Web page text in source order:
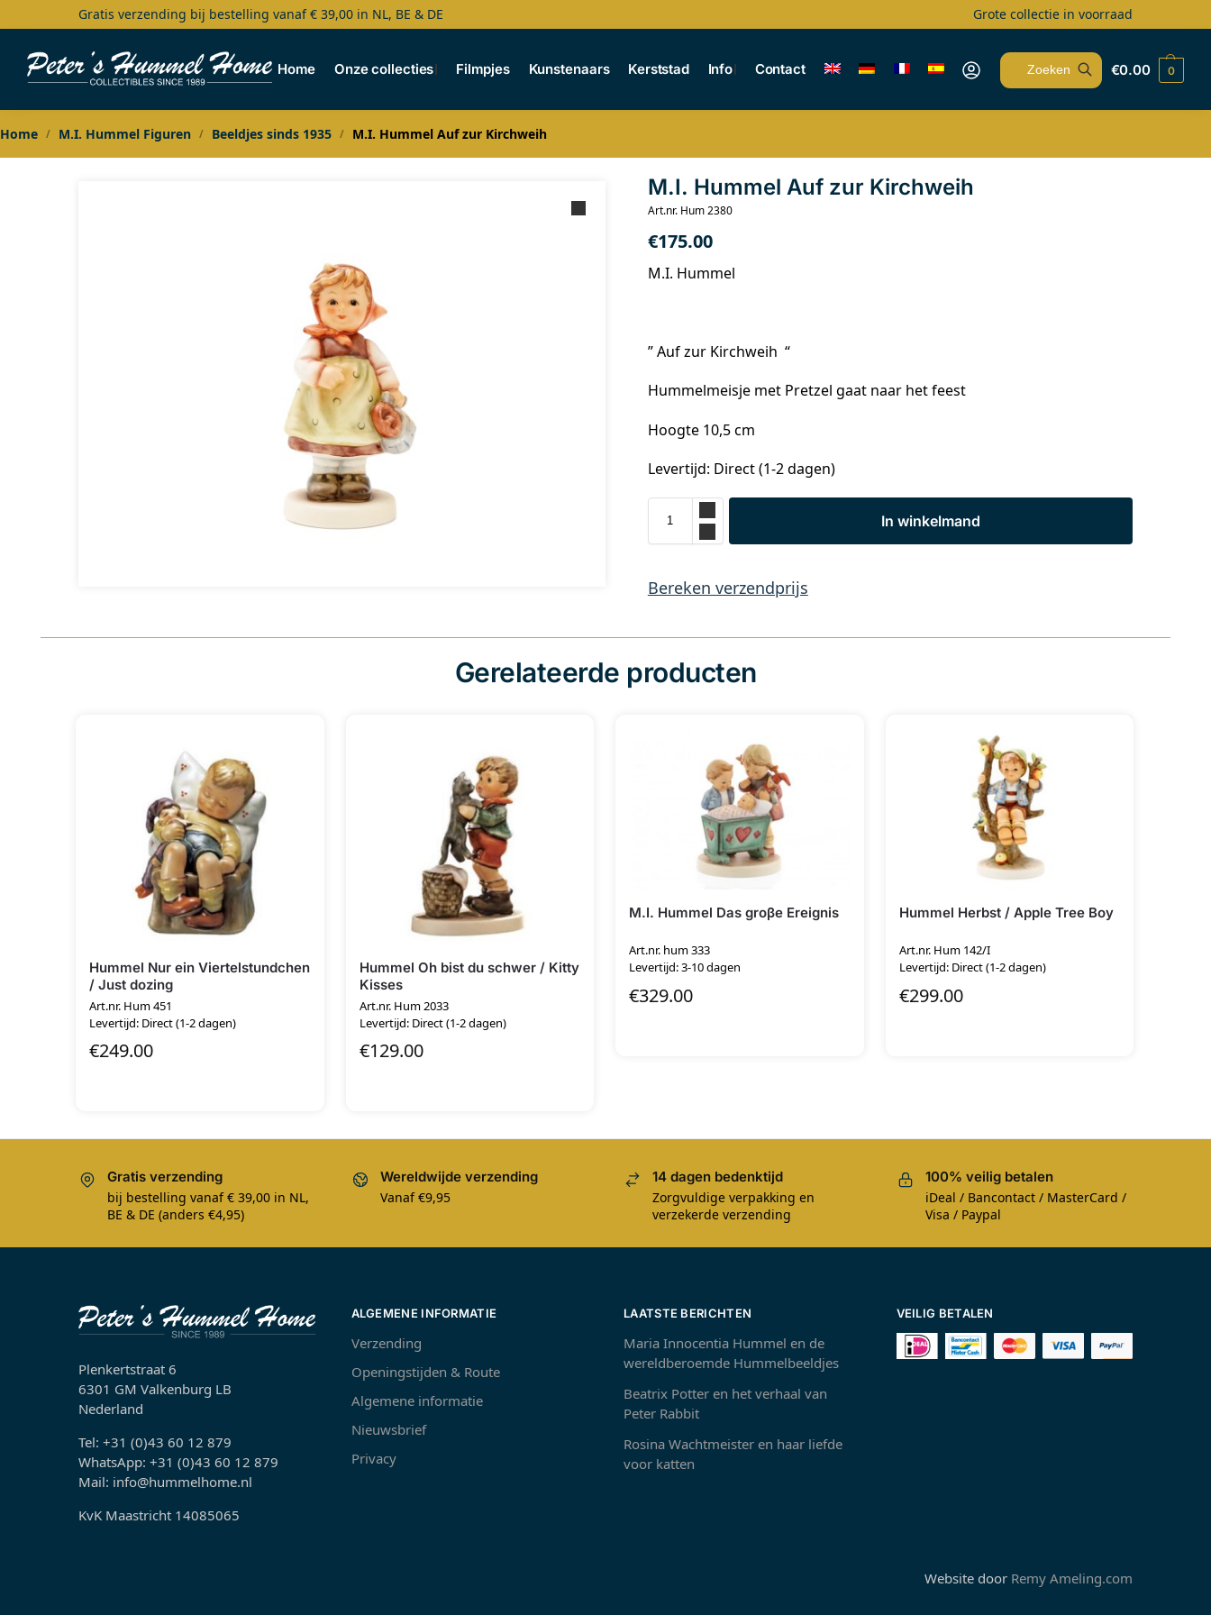
Gratis verzending bij bestelling vanaf € 39,00 in NL, BE & DE Grote collectie in voorraad
Home Onze collecties Filmpjes Kunstenaars Kerststad Info Contact
Search
€0.00 0
Home / M.I. Hummel Figuren / Beeldjes sinds 1935 / M.I. Hummel Auf zur Kirchweih
M.I. Hummel Auf zur Kirchweih
Art.nr. Hum 2380
€175.00
M.I. Hummel
” Auf zur Kirchweih “
Hummelmeisje met Pretzel gaat naar het feest
Hoogte 10,5 cm
Levertijd: Direct (1-2 dagen)
In winkelmand
Bereken verzendprijs
Gerelateerde producten
Hummel Nur ein Viertelstundchen
/ Just dozing
Art.nr. Hum 451
Levertijd: Direct (1-2 dagen)
€249.00
Hummel Oh bist du schwer / Kitty
Kisses
Art.nr. Hum 2033
Levertijd: Direct (1-2 dagen)
€129.00
M.I. Hummel Das groβe Ereignis
Art.nr. hum 333
Levertijd: 3-10 dagen
€329.00
Hummel Herbst / Apple Tree Boy
Art.nr. Hum 142/I
Levertijd: Direct (1-2 dagen)
€299.00
Gratis verzending
bij bestelling vanaf € 39,00 in NL,
BE & DE (anders €4,95)
Wereldwijde verzending
Vanaf €9,95
14 dagen bedenktijd
Zorgvuldige verpakking en
verzekerde verzending
100% veilig betalen
iDeal / Bancontact / MasterCard /
Visa / Paypal
Plenkertstraat 6
6301 GM Valkenburg LB
Nederland
Tel: +31 (0)43 60 12 879
WhatsApp: +31 (0)43 60 12 879
Mail: info@hummelhome.nl
KvK Maastricht 14085065
ALGEMENE INFORMATIE
Verzending
Openingstijden & Route
Algemene informatie
Nieuwsbrief
Privacy
LAATSTE BERICHTEN
Maria Innocentia Hummel en de
wereldberoemde Hummelbeeldjes
Beatrix Potter en het verhaal van
Peter Rabbit
Rosina Wachtmeister en haar liefde
voor katten
VEILIG BETALEN
Website door Remy Ameling.com